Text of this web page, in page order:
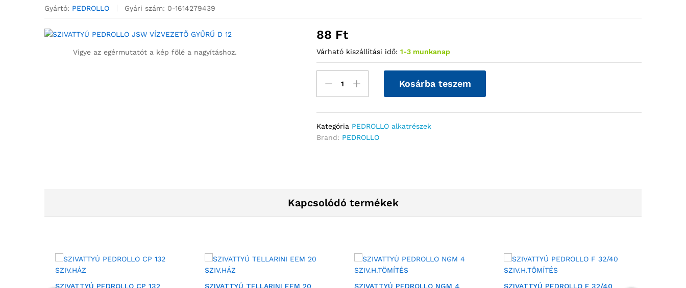
Gyártó: PEDROLLO Gyári szám: 0-1614279439
Vigye az egérmutatót a kép fölé a nagyításhoz.
88 Ft
Várható kiszállítási idő: 1-3 munkanap
Kosárba teszem
Kategória PEDROLLO alkatrészek
Brand: PEDROLLO
Kapcsolódó termékek
SZIVATTYÚ PEDROLLO CP 132
SZIVATTYÚ TELLARINI EEM 20
SZIVATTYÚ PEDROLLO NGM 4
SZIVATTYÚ PEDROLLO F 32/40